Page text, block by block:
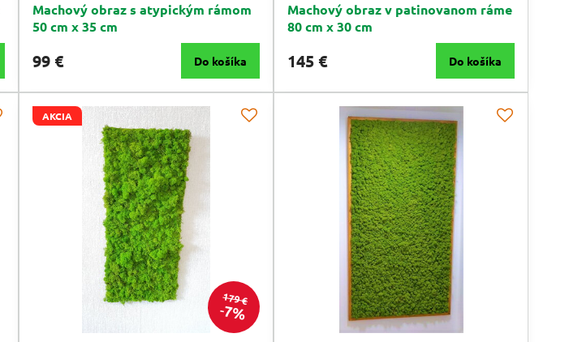
Machový obraz s atypickým rámom
50 cm x 35 cm
99 € Do košíka
Machový obraz v patinovanom ráme
80 cm x 30 cm
145 € Do košíka
179 €
7%
AKCIA